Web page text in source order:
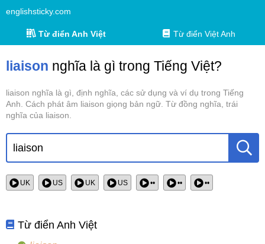
englishsticky.com
Từ điển Anh Việt Từ điển Việt Anh
liaison nghĩa là gì trong Tiếng Việt?
liaison nghĩa là gì, định nghĩa, các sử dụng và ví dụ trong Tiếng
Anh. Cách phát âm liaison giọng bản ngữ. Từ đồng nghĩa, trái
nghĩa của liaison.
UK US UK US •• •• ••
Từ điển Anh Việt